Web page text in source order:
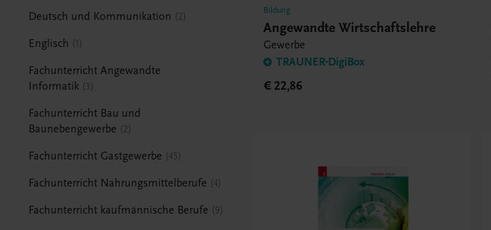
Deutsch und Kommunikation 2
Englisch 1
Fachunterricht Angewandte
Informatik
3
Fachunterricht Bau und
Baunebengewerbe
2
Fachunterricht Gastgewerbe 45
Fachunterricht Nahrungsmittelberufe 4
Fachunterricht kaufmännische Berufe 9
Bildung
Angewandte Wirtschaftslehre
Gewerbe
TRAUNER-DigiBox
€ 22,86